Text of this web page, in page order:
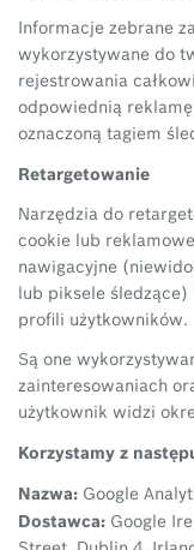
Informacje zebrane
wykorzystywane do
rejestrowania
odpowiednią
oznaczoną tagiem
Retargetowanie
Narzędzia do
cookie lub
nawigacyjne
lub piksele
profili użytkowników.
Są one
zainteresowaniach
użytkownik widzi
Korzystamy z
Nazwa: Google
Dostawca: Google